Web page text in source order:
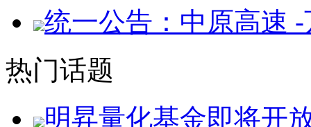
统一公告：中原高速
热门话题
明昇量化基金即将开